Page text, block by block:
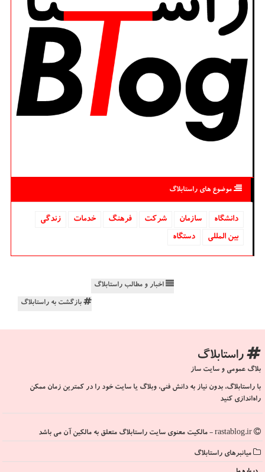
موضوع های راستابلاگ
دانشگاه‌ سازمان شركت فرهنگ خدمات
زندگی
بین المللی
دستگاه
اخبار و مطالب راستابلاگ
بازگشت به راستابلاگ
راستابلاگ
بلاگ عمومی و سایت ساز
با راستابلاگ، بدون نیاز به دانش فنی، وبلاگ یا سایت خود را در کمترین زمان ممکن
راه‌اندازی کنید
میانبرهای راستابلاگ